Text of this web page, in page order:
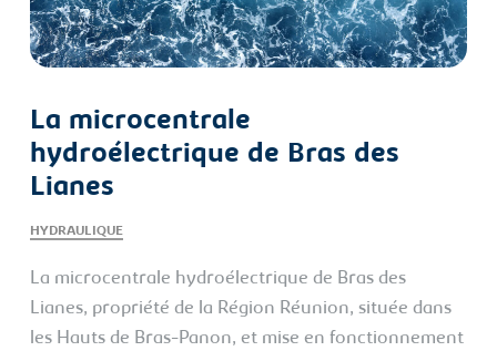
La microcentrale
hydroélectrique de Bras des
Lianes
HYDRAULIQUE
La microcentrale hydroélectrique de Bras des
Lianes, propriété de la Région Réunion, située dans
les Hauts de Bras-Panon, et mise en fonctionnement